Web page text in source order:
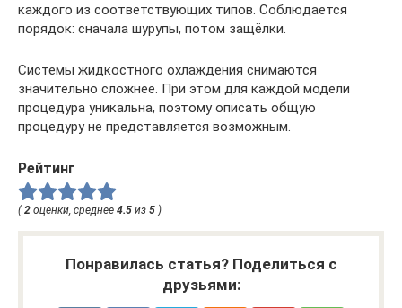
каждого из соответствующих типов. Соблюдается
порядок: сначала шурупы, потом защёлки.
Системы жидкостного охлаждения снимаются
значительно сложнее. При этом для каждой модели
процедура уникальна, поэтому описать общую
процедуру не представляется возможным.
Рейтинг
( 2 оценки, среднее 4.5 из 5 )
Понравилась статья? Поделиться с
друзьями: